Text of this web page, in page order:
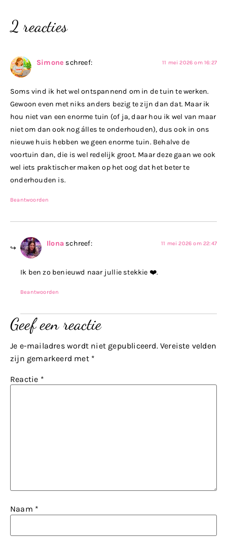
2 reacties
Simone schreef: 11 mei 2026 om 16:27
Soms vind ik het wel ontspannend om in de tuin te werken.
Gewoon even met niks anders bezig te zijn dan dat. Maar ik
hou niet van een enorme tuin (of ja, daar hou ik wel van maar
niet om dan ook nog álles te onderhouden), dus ook in ons
nieuwe huis hebben we geen enorme tuin. Behalve de
voortuin dan, die is wel redelijk groot. Maar deze gaan we ook
wel iets praktischer maken op het oog dat het beter te
onderhouden is.
Beantwoorden
Ilona schreef: 11 mei 2026 om 22:47
Ik ben zo benieuwd naar jullie stekkie ❤️.
Beantwoorden
Geef een reactie
Je e-mailadres wordt niet gepubliceerd. Vereiste velden
zijn gemarkeerd met *
Reactie *
Naam *